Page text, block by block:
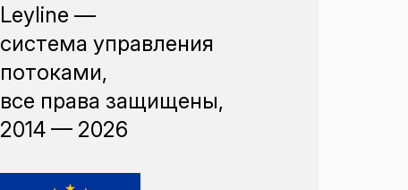
Leyline —
система управления
потоками,
все права защищены,
2014 — 2026